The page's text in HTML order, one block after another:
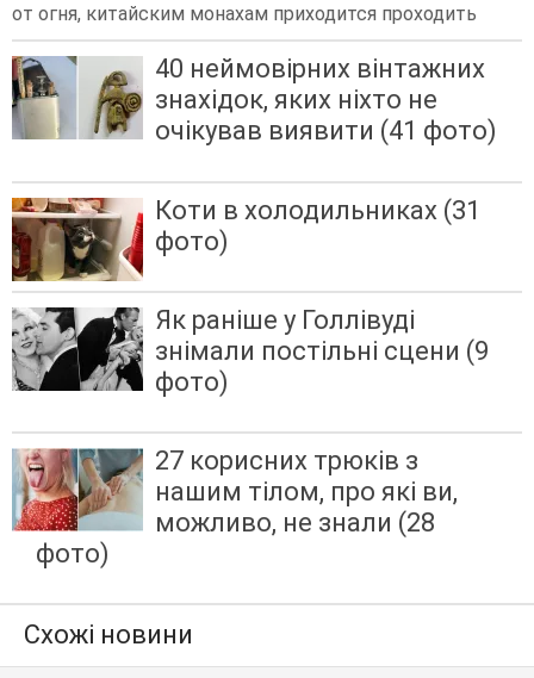
от огня, китайским монахам приходится проходить
40 неймовірних вінтажних
знахідок, яких ніхто не
очікував виявити (41 фото)
Коти в холодильниках (31
фото)
Як раніше у Голлівуді
знімали постільні сцени (9
фото)
27 корисних трюків з
нашим тілом, про які ви,
можливо, не знали (28
фото)
Схожі новини